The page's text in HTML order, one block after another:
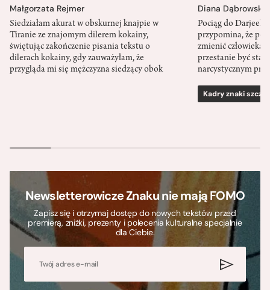
Małgorzata Rejmer
Siedziałam akurat w obskurnej knajpie w
Tiranie ze znajomym dilerem kokainy,
świętując zakończenie pisania tekstu o
dilerach kokainy, gdy zauważyłam, że
przygląda mi się mężczyzna siedzący obok
Diana Dąbrowska
Pociąg do
przypomina, że
zmienić człowieka
przestanie być
narcystycznym
Kadry znaki
Newsletterowicze Znaku nie mają FOMO
Zapisz się i otrzymaj dostęp do nowych tekstów przed
premierą, zniżki, prezenty i polecenia kulturalne specjalnie
dla Ciebie.